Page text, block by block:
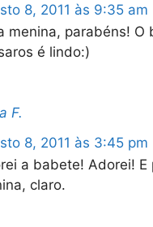
8, 2011 às 9:35 am
menina, parabéns! O
é lindo:)
F.
8, 2011 às 3:45 pm
a babete! Adorei! E
claro.